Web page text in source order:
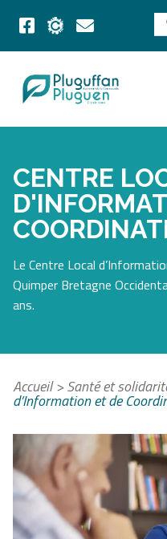
CENTRE
Le Centre Local
Quimper Bretagne
ans.
Accueil>Santé et
d’Information et de